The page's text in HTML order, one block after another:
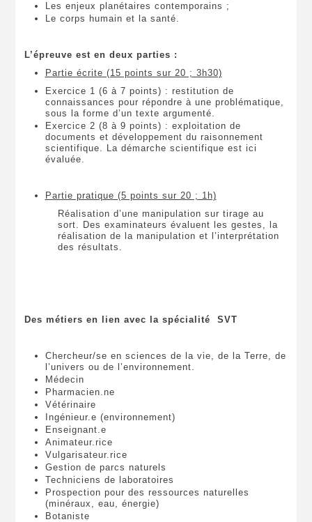
Les enjeux planétaires contemporains ;
Le corps humain et la santé.
L’épreuve est en deux parties :
Partie écrite (15 points sur 20 ; 3h30)
Exercice 1 (6 à 7 points) : restitution de
connaissances pour répondre à une problématique,
sous la forme d’un texte argumenté.
Exercice 2 (8 à 9 points) : exploitation de
documents et développement du raisonnement
scientifique. La démarche scientifique est ici
évaluée.
Partie pratique (5 points sur 20 ; 1h)
Réalisation d’une manipulation sur tirage au
sort. Des examinateurs évaluent les gestes, la
réalisation de la manipulation et l’interprétation
des résultats.
Des métiers en lien avec la spécialité SVT
Chercheur/se en sciences de la vie, de la Terre, de
l’univers ou de l’environnement.
Médecin
Pharmacien.ne
Vétérinaire
Ingénieur.e (environnement)
Enseignant.e
Animateur.rice
Vulgarisateur.rice
Gestion de parcs naturels
Techniciens de laboratoires
Prospection pour des ressources naturelles
(minéraux, eau, énergie)
Botaniste